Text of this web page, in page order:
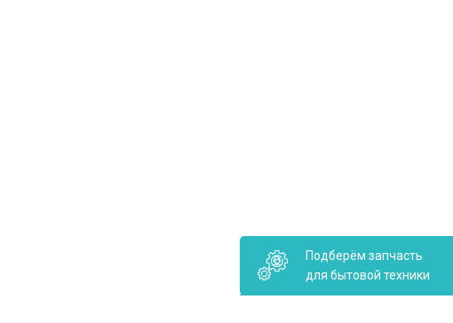
Подберём запчасть
для бытовой техники